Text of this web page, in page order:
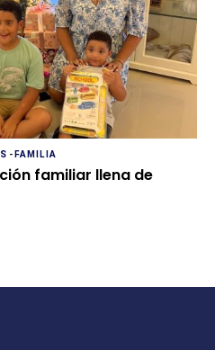
-FAMILIA
familiar llena de